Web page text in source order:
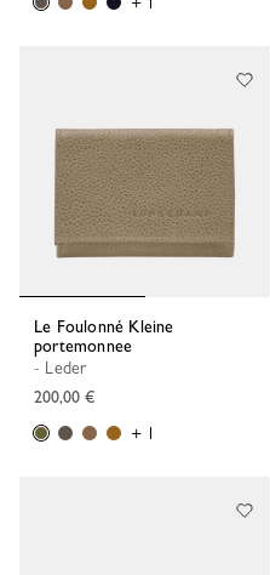
Le Foulonné Kleine
portemonnee
- Leder
200,00 €
+ 1